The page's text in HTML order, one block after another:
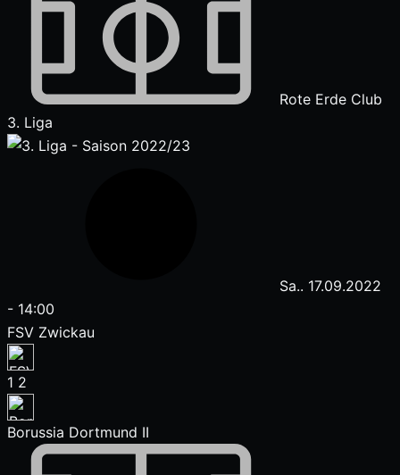
Rote Erde Club
3. Liga
Sa.. 17.09.2022
- 14:00
FSV Zwickau
1 2
Borussia Dortmund II